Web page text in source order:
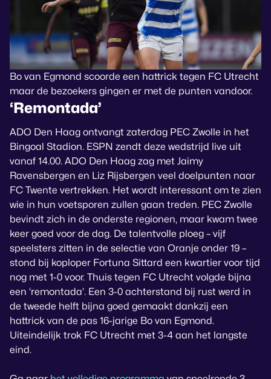
Bo van Egmond scoorde een hattrick tegen FC Utrecht
maar de bezoekers gingen er met de punten vandoor.
‘Remontada’
ADO Den Haag ontvangt zaterdag PEC Zwolle in het
Bingoal Stadion. ESPN zendt deze wedstrijd live uit
vanaf 14.00. ADO Den Haag zag met Jaimy
Ravensbergen en Liz Rijsbergen veel doelpunten naar
FC Twente vertrekken. Het wordt interessant om te zien
wie in hun voetsporen zullen gaan treden. PEC Zwolle
bevindt zich in de onderste regionen, maar kwam twee
keer goed voor de dag. De talentvolle ploeg – vijf
speelsters zitten in de selectie van Oranje onder 19 –
stond bij koploper Fortuna Sittard een kwartier voor tijd
nog met 1-0 voor. Thuis tegen FC Utrecht volgde bijna
een ‘remontada’. Een 3-0 achterstand bij rust werd in
de tweede helft bijna goed gemaakt dankzij een
hattrick van de pas 16-jarige Bo van Egmond.
Uiteindelijk trok FC Utrecht met 3-4 aan het langste
eind.